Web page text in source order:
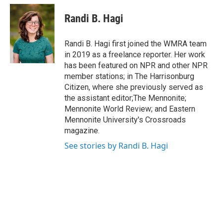
c
e
b
o
o
k
i
t
t
e
r
n
k
e
d
I
n
Randi B. Hagi
Randi B. Hagi first joined the WMRA team
in 2019 as a freelance reporter. Her work
has been featured on NPR and other NPR
member stations; in The Harrisonburg
Citizen, where she previously served as
the assistant editor;The Mennonite;
Mennonite World Review; and Eastern
Mennonite University's Crossroads
magazine.
See stories by Randi B. Hagi